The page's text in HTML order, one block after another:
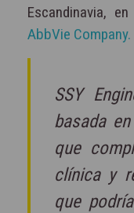
Escandinavia,
AbbVie Company.
SSY
basada
que
clínica y
que